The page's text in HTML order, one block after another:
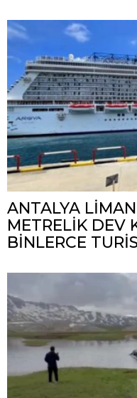
ANTALYA
METRELİK DEV
BİNLERCE